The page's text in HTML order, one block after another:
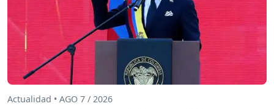
Actualidad • AGO 7 / 2026